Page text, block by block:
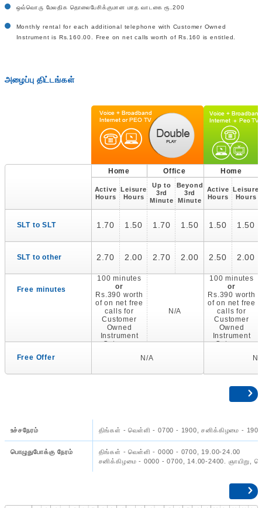
ஒவ்வொரு மேலதிக தொலைபேசிக்குமான மாத வாடகை ரூ.200
Monthly rental for each additional telephone with Customer Owned
Instrument is Rs.160.00. Free on net calls worth of Rs.160 is entitled.
அழைப்பு திட்டங்கள்
SLT to SLT
SLT to other
Free minutes
Free Offer
Home Office
Active
Hours
Leisure
Hours
Up to
3rd
Minute
Beyond
3rd
Minute
1.70 1.50 1.70 1.50
2.70 2.00 2.70 2.00
100 minutes
or
Rs.390 worth
of on net free
calls for
Customer
Owned
Instrument
Category
N/A
N/A
Home
Active
Hours
Leisure
Hours
1.50 1.50
2.50 2.00
100 minutes
or
Rs.390 worth
of on net free
calls for
Customer
Owned
Instrument
Category
உச்சநேரம் திங்கள் - வெள்ளி - 0700 - 1900, சனிக்கிழமை -
பொழுதுபோக்கு நேரம்
திங்கள் - வெள்ளி - 0000 - 0700, 19.00-24.00
சனிக்கிழமை - 0000 - 0700, 14.00-2400. ஞாயிறு,